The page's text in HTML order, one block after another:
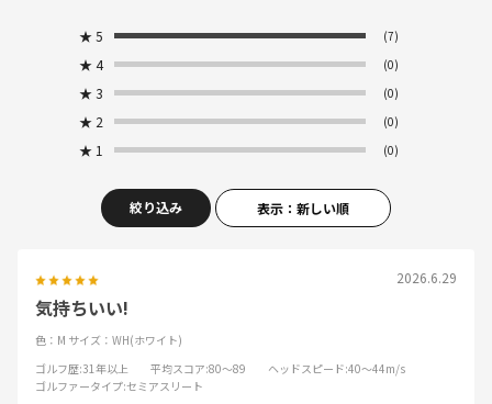
★ 5 (7)
★ 4 (0)
★ 3 (0)
★ 2 (0)
★ 1 (0)
絞り込み 表示：新しい順
2026.6.29
気持ちいい!
色：M サイズ：WH(ホワイト)
ゴルフ歴:31年以上 平均スコア:80～89 ヘッドスピード:40～44m/s
ゴルファータイプ:セミアスリート